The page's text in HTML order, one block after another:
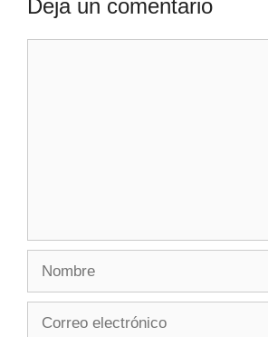
Deja un comentario